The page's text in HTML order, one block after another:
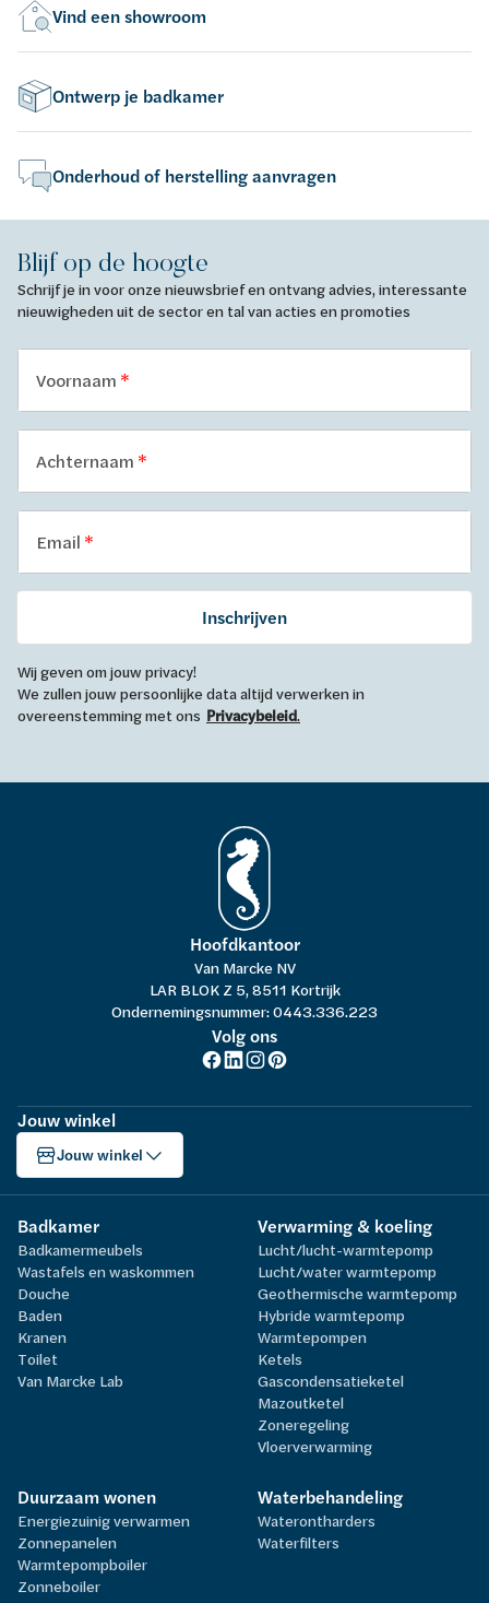
Vind een showroom
Ontwerp je badkamer
Onderhoud of herstelling aanvragen
Blijf op de hoogte
Schrijf je in voor onze nieuwsbrief en ontvang advies, interessante
nieuwigheden uit de sector en tal van acties en promoties
Voornaam
Achternaam
Email
Inschrijven
Wij geven om jouw privacy!
We zullen jouw persoonlijke data altijd verwerken in
overeenstemming met ons Privacybeleid.
Hoofdkantoor
Van Marcke NV
LAR BLOK Z 5, 8511 Kortrijk
Ondernemingsnummer: 0443.336.223
Volg ons
Jouw winkel
Jouw winkel
Badkamer
Badkamermeubels
Wastafels en waskommen
Douche
Baden
Kranen
Toilet
Van Marcke Lab
Verwarming & koeling
Lucht/lucht-warmtepomp
Lucht/water warmtepomp
Geothermische warmtepomp
Hybride warmtepomp
Warmtepompen
Ketels
Gascondensatieketel
Mazoutketel
Zoneregeling
Vloerverwarming
Duurzaam wonen
Energiezuinig verwarmen
Zonnepanelen
Warmtepompboiler
Zonneboiler
Waterbehandeling
Waterontharders
Waterfilters